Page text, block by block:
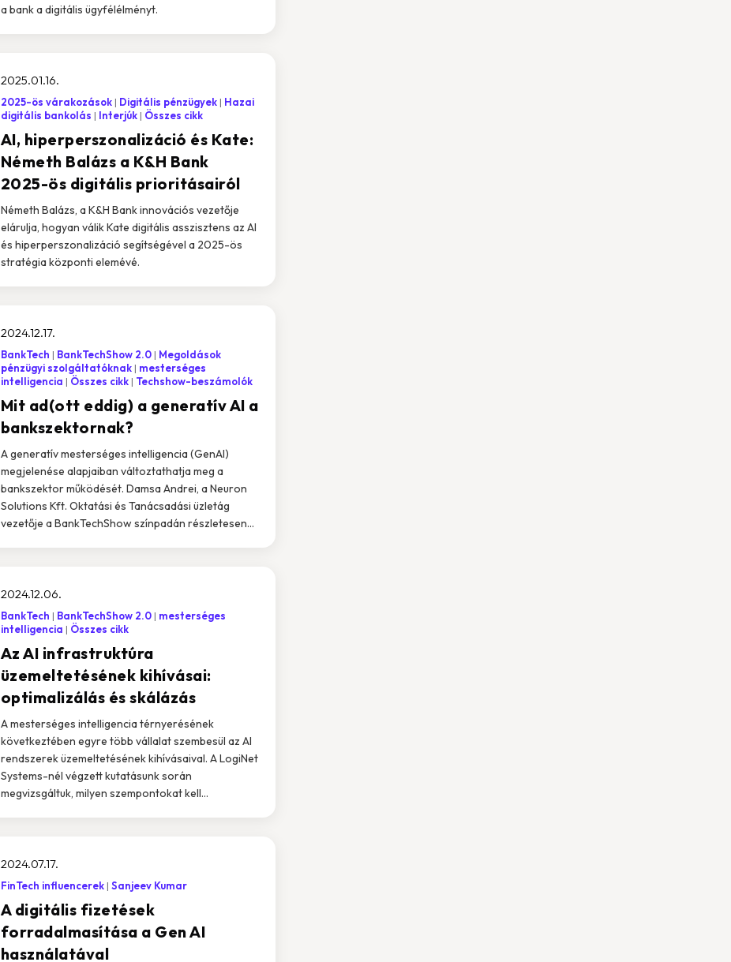
a bank a digitális ügyfélélményt.
AI, hiperperszonalizáció és Kate:
Németh Balázs a K&H Bank
2025-ös digitális prioritásairól
2025.01.16.
2025-ös várakozások Digitális pénzügyek
Hazai
digitális bankolás
Interjúk Összes cikk
Németh Balázs, a K&H Bank innovációs vezetője
elárulja, hogyan válik Kate digitális asszisztens az AI
és hiperperszonalizáció segítségével a 2025-ös
stratégia központi elemévé.
Mit ad(ott eddig) a generatív AI a
bankszektornak?
2024.12.17.
BankTech BankTechShow 2.0
Megoldások
pénzügyi szolgáltatóknak
mesterséges
intelligencia
Összes cikk Techshow-beszámolók
A generatív mesterséges intelligencia (GenAI)
megjelenése alapjaiban változtathatja meg a
bankszektor működését. Damsa Andrei, a Neuron
Solutions Kft. Oktatási és Tanácsadási üzletág
vezetője a BankTechShow színpadán részletesen...
Az AI infrastruktúra
üzemeltetésének kihívásai:
optimalizálás és skálázás
2024.12.06.
BankTech BankTechShow 2.0
mesterséges
intelligencia
Összes cikk
A mesterséges intelligencia térnyerésének
következtében egyre több vállalat szembesül az AI
rendszerek üzemeltetésének kihívásaival. A LogiNet
Systems-nél végzett kutatásunk során
megvizsgáltuk, milyen szempontokat kell...
A digitális fizetések
forradalmasítása a Gen AI
használatával
2024.07.17.
FinTech influencerek Sanjeev Kumar